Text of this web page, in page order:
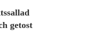
getost